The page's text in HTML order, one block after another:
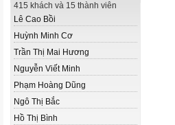
415 khách và 15 thành viên
Lê Cao Bồi
Huỳnh Minh Cơ
Trần Thị Mai Hương
Nguyễn Viết Minh
Phạm Hoàng Dũng
Ngô Thị Bắc
Hồ Thị Bình